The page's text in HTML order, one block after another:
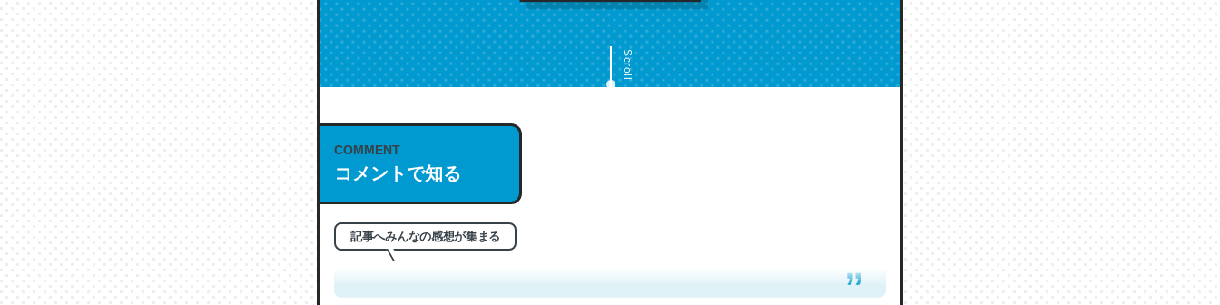
Scroll
COMMENT
コメントで知る
記事へみんなの感想が集まる
これは名文。彼はとてもクレバーなんだろうなと凄く思う。英語少しでも読める人は原文
もお勧め。自分はこの流れ好き。Let’s Fucking Go. Then Covid hit. Shit.
─今のこの状況が信じられるかい？ by ラーズ・ヌートバー